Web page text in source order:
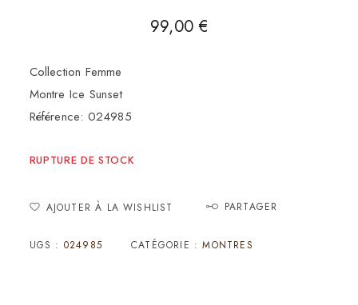
99,00€
Collection Femme
Montre Ice Sunset
Référence: 024985
RUPTURE DE STOCK
AJOUTER À LA WISHLIST PARTAGER
UGS : 024985 CATÉGORIE :MONTRES